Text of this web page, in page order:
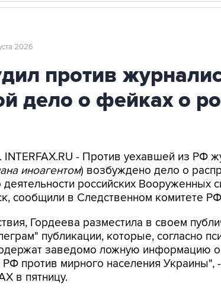
2026
против
дело о фейках о
INTERFAX.RU - Против уехавшей из РФ
иноагентом) возбуждено дело о
российских Вооруженных
сообщили в Следственном комитете
Гордеева разместила в своем
публикации, которые, согласно
заведомо ложную информацию о
против мирного населения Украины",
в пятницу.